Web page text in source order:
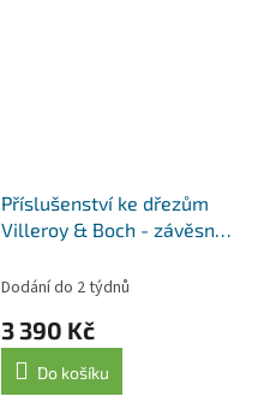
Příslušenství ke dřezům
Villeroy & Boch - závěsná
Dodání do 2 týdnů
3 390 Kč
Do košíku